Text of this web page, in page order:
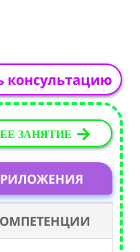
консультацию
ЗАНЯТИЕ